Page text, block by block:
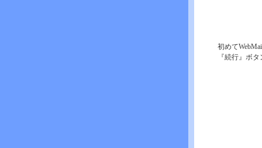
初めて
『続行』ボ